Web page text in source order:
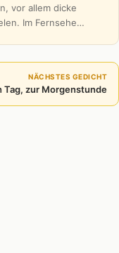
vor allem dicke
Im Fernsehe…
NÄCHSTES GEDICHT
Tag, zur Morgenstunde